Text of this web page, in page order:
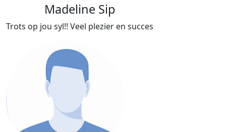
Madeline Sip
Trots op jou syl!! Veel plezier en succes